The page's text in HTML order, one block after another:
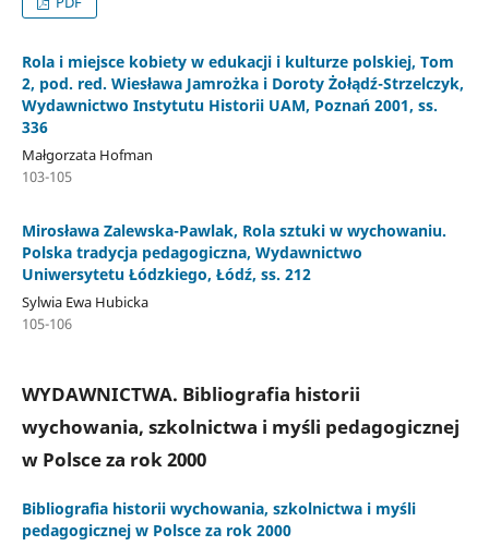
Rola i miejsce kobiety w edukacji i kulturze polskiej, Tom
2, pod. red. Wiesława Jamrożka i Doroty Żołądź-Strzelczyk,
Wydawnictwo Instytutu Historii UAM, Poznań 2001, ss.
336
Małgorzata Hofman
103-105
Mirosława Zalewska-Pawlak, Rola sztuki w wychowaniu.
Polska tradycja pedagogiczna, Wydawnictwo
Uniwersytetu Łódzkiego, Łódź, ss. 212
Sylwia Ewa Hubicka
105-106
WYDAWNICTWA. Bibliografia historii
wychowania, szkolnictwa i myśli pedagogicznej
w Polsce za rok 2000
Bibliografia historii wychowania, szkolnictwa i myśli
pedagogicznej w Polsce za rok 2000